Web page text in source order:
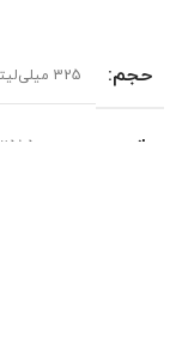
حجم 325 میلی‌لیتر
بازه حجم 251-500 میلی‌لیتر